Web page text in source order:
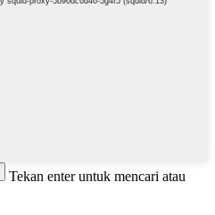
Tekan enter untuk mencari atau